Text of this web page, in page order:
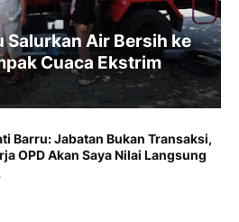
Salurkan Air Bersih ke
Cuaca Ekstrim
Barru: Jabatan Bukan Transaksi,
OPD Akan Saya Nilai Langsung